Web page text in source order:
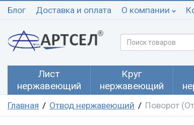
Блог Доставка и оплата О компании
Лист
нержавеющий
Круг
нержавеющий
Главная Отвод нержавеющий Поворот